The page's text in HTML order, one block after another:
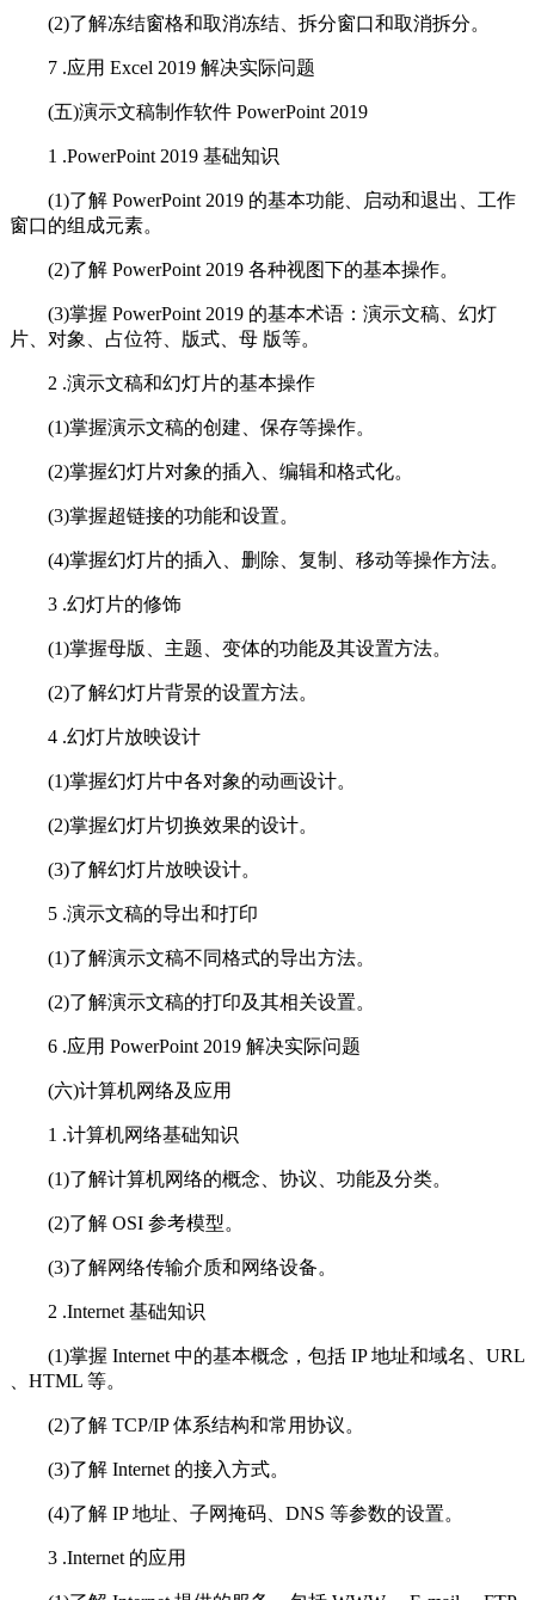
(2)了解冻结窗格和取消冻结、拆分窗口和取消拆分。
7 .应用 Excel 2019 解决实际问题
(五)演示文稿制作软件 PowerPoint 2019
1 .PowerPoint 2019 基础知识
(1)了解 PowerPoint 2019 的基本功能、启动和退出、工作
窗口的组成元素。
(2)了解 PowerPoint 2019 各种视图下的基本操作。
(3)掌握 PowerPoint 2019 的基本术语：演示文稿、幻灯
片、对象、占位符、版式、母 版等。
2 .演示文稿和幻灯片的基本操作
(1)掌握演示文稿的创建、保存等操作。
(2)掌握幻灯片对象的插入、编辑和格式化。
(3)掌握超链接的功能和设置。
(4)掌握幻灯片的插入、删除、复制、移动等操作方法。
3 .幻灯片的修饰
(1)掌握母版、主题、变体的功能及其设置方法。
(2)了解幻灯片背景的设置方法。
4 .幻灯片放映设计
(1)掌握幻灯片中各对象的动画设计。
(2)掌握幻灯片切换效果的设计。
(3)了解幻灯片放映设计。
5 .演示文稿的导出和打印
(1)了解演示文稿不同格式的导出方法。
(2)了解演示文稿的打印及其相关设置。
6 .应用 PowerPoint 2019 解决实际问题
(六)计算机网络及应用
1 .计算机网络基础知识
(1)了解计算机网络的概念、协议、功能及分类。
(2)了解 OSI 参考模型。
(3)了解网络传输介质和网络设备。
2 .Internet 基础知识
(1)掌握 Internet 中的基本概念，包括 IP 地址和域名、URL
、HTML 等。
(2)了解 TCP/IP 体系结构和常用协议。
(3)了解 Internet 的接入方式。
(4)了解 IP 地址、子网掩码、DNS 等参数的设置。
3 .Internet 的应用